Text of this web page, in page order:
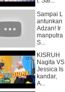
Sampai L
antunkan
Adzan! Ir
manputra
S...
KISRUH
Nagita VS
Jessica Is
kandar,
A...